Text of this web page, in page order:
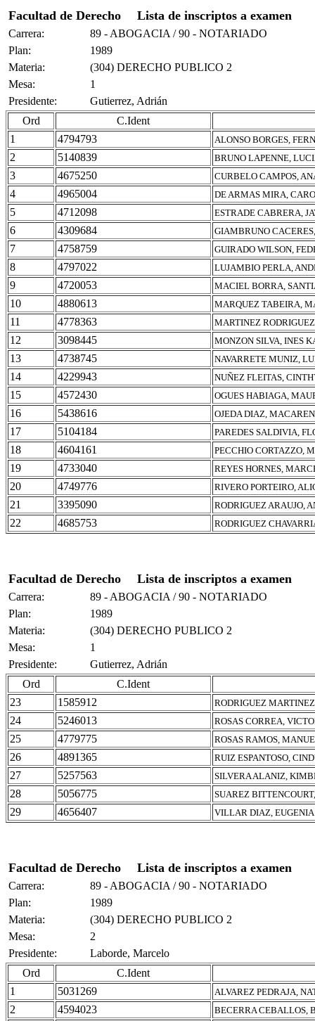
Facultad de Derecho Lista de inscriptos a examen
Carrera:
89 - ABOGACIA / 90 - NOTARIADO
Plan:
1989
Materia:
(304) DERECHO PUBLICO 2
Mesa:
1
Presidente:
Gutierrez, Adrián
Ord
C.Ident
1
4794793 ALONSO BORGES,
2 5140839 BRUNO LAPENNE,
3 4675250 CURBELO CAMPOS,
4 4965004 DE ARMAS MIRA,
5 4712098 ESTRADE CABRERA,
6 4309684 GIAMBRUNO
7 4758759 GUIRADO WILSON,
8 4797022 LUJAMBIO PERLA,
9 4720053 MACIEL BORRA,
10 4880613 MARQUEZ TABEIRA,
11 4778363 MARTINEZ
12 3098445 MONZON SILVA, INES
13 4738745 NAVARRETE MUNIZ,
14 4229943 NUÑEZ FLEITAS,
15 4572430 OGUES HABIAGA,
16 5438616 OJEDA DIAZ,
17 5104184 PAREDES SALDIVIA,
18 4604161 PECCHIO CORTAZZO,
19 4733040 REYES HORNES,
20 4749776 RIVERO PORTEIRO,
21 3395090 RODRIGUEZ ARAUJO,
22 4685753 RODRIGUEZ
Facultad de Derecho Lista de inscriptos a examen
Carrera:
89 - ABOGACIA / 90 - NOTARIADO
Plan:
1989
Materia:
(304) DERECHO PUBLICO 2
Mesa:
1
Presidente:
Gutierrez, Adrián
Ord
C.Ident
23
1585912 RODRIGUEZ
24 5246013 ROSAS CORREA,
25 4779775 ROSAS RAMOS,
26 4891365 RUIZ ESPANTOSO,
27 5257563 SILVERA ALANIZ,
28 5056775 SUAREZ
29 4656407 VILLAR DIAZ, EUGENIA
Facultad de Derecho Lista de inscriptos a examen
Carrera:
89 - ABOGACIA / 90 - NOTARIADO
Plan:
1989
Materia:
(304) DERECHO PUBLICO 2
Mesa:
2
Presidente:
Laborde, Marcelo
Ord
C.Ident
1
5031269 ALVAREZ PEDRAJA,
2 4594023 BECERRA CEBALLOS,